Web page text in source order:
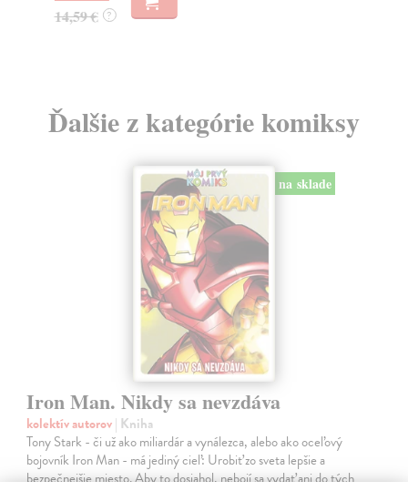
14,59 € ?
Ďalšie z kategórie komiksy
na sklade
Iron Man. Nikdy sa nevzdáva
kolektív autorov| Kniha
Tony Stark - či už ako miliardár a vynálezca, alebo ako oceľový
bojovník Iron Man - má jediný cieľ: Urobiť zo sveta lepšie a
bezpečnejšie miesto. Aby to dosiahol, nebojí sa vydať ani do tých